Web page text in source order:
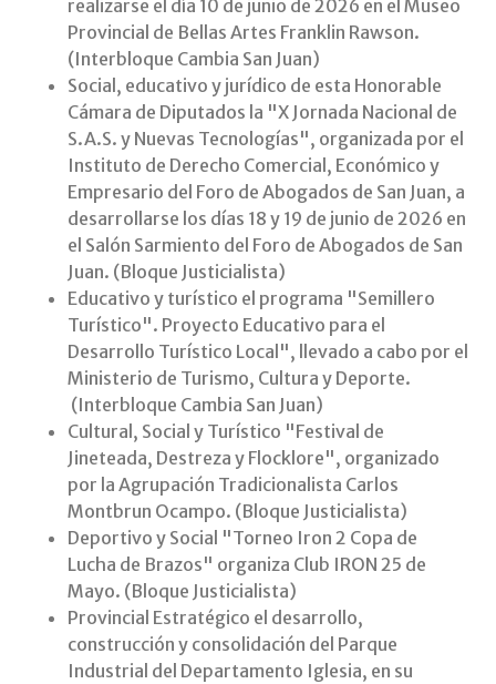
realizarse el día 10 de junio de 2026 en el Museo
Provincial de Bellas Artes Franklin Rawson.
(Interbloque Cambia San Juan)
Social, educativo y jurídico de esta Honorable
Cámara de Diputados la "X Jornada Nacional de
S.A.S. y Nuevas Tecnologías", organizada por el
Instituto de Derecho Comercial, Económico y
Empresario del Foro de Abogados de San Juan, a
desarrollarse los días 18 y 19 de junio de 2026 en
el Salón Sarmiento del Foro de Abogados de San
Juan. (Bloque Justicialista)
Educativo y turístico el programa "Semillero
Turístico". Proyecto Educativo para el
Desarrollo Turístico Local", llevado a cabo por el
Ministerio de Turismo, Cultura y Deporte.
(Interbloque Cambia San Juan)
Cultural, Social y Turístico "Festival de
Jineteada, Destreza y Flocklore", organizado
por la Agrupación Tradicionalista Carlos
Montbrun Ocampo. (Bloque Justicialista)
Deportivo y Social "Torneo Iron 2 Copa de
Lucha de Brazos" organiza Club IRON 25 de
Mayo. (Bloque Justicialista)
Provincial Estratégico el desarrollo,
construcción y consolidación del Parque
Industrial del Departamento Iglesia, en su